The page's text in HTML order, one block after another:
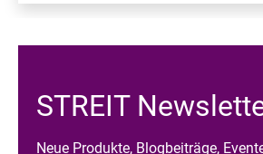
STREIT
Neue Produkte, Blogbeiträge,